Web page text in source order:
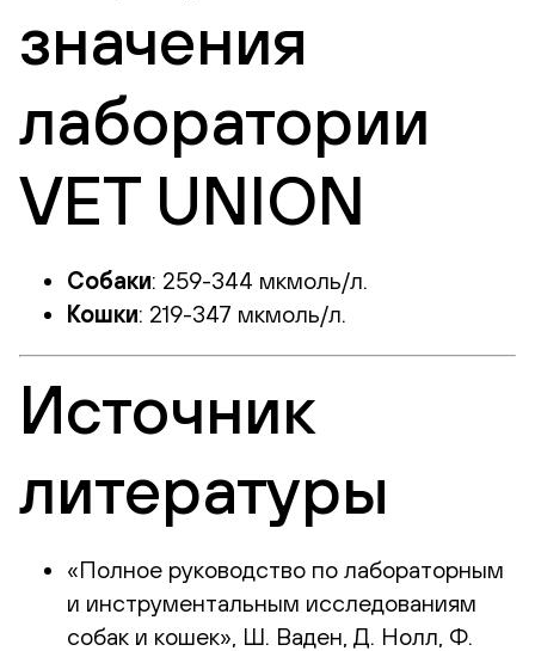
значения
лаборатории
VET UNION
Собаки: 259-344 мкмоль/л.
Кошки: 219-347 мкмоль/л.
Источник
литературы
«Полное руководство по лабораторным
и инструментальным исследованиям
собак и кошек», Ш. Ваден, Д. Нолл, Ф.